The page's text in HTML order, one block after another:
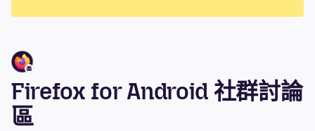
Firefox for Android 社群討論
區